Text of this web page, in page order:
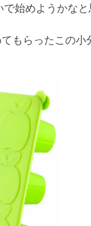
始めようかな
もらったこの